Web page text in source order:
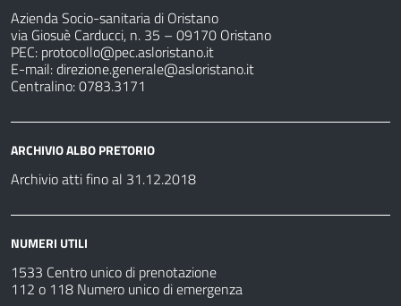
Azienda Socio-sanitaria di Oristano
via Giosuè Carducci, n. 35 – 09170 Oristano
PEC: protocollo@pec.asloristano.it
E-mail:direzione.generale@asloristano.it
Centralino: 0783.3171
ARCHIVIO ALBO PRETORIO
Archivio atti fino al 31.12.2018
NUMERI UTILI
1533 Centro unico di prenotazione
112 o 118 Numero unico di emergenza